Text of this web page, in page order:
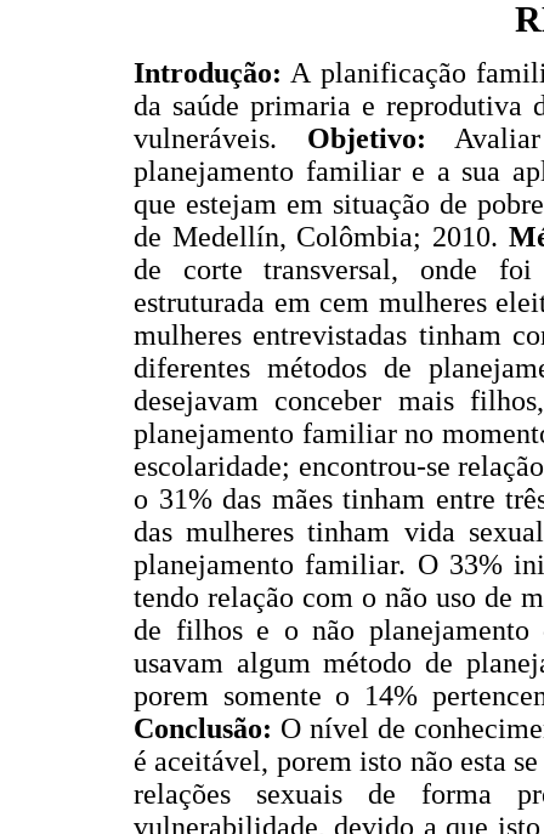
Introdução: A planificação
da saúde primaria e reprodutiva
vulneráveis. Objetivo:
planejamento familiar e a sua
que estejam em situação de
de Medellín, Colômbia; 2010.
de corte transversal, onde foi
estruturada em cem mulheres
mulheres entrevistadas tinham
diferentes métodos de
desejavam conceber mais
planejamento familiar no
escolaridade; encontrou-se
o 31% das mães tinham entre
das mulheres tinham vida
planejamento familiar. O 33%
tendo relação com o não uso de
de filhos e o não planejamento
usavam algum método de
porem somente o 14%
Conclusão: O nível de
é aceitável, porem isto não esta
relações sexuais de forma
vulnerabilidade, devido a que